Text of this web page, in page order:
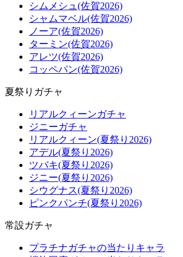
シムメシュ(佐賀2026)
シャムマベル(佐賀2026)
ノーア(佐賀2026)
ターミン(佐賀2026)
アレツ(佐賀2026)
コッペパン(佐賀2026)
夏祭りガチャ
リアルクィーンガチャ
ジニーガチャ
リアルクィーン(夏祭り2026)
アデル(夏祭り2026)
ツバキ(夏祭り2026)
ジニー(夏祭り2026)
シウグナス(夏祭り2026)
ピンクパンチ(夏祭り2026)
常設ガチャ
プラチナガチャの当たりキャラ